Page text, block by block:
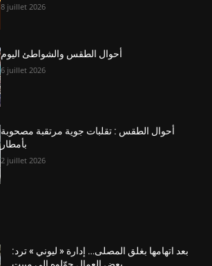
8 juillet 2026
أحوال الطقس والشواطئ اليوم
6 juillet 2026
أحوال الطقس : تقلبات جوية مرتقبة مصحوبة
بأمطار
2 juillet 2026
بعد اتهامها بغلق المصلى… إدارة « ليوني » ترد:
بعض العمال حوّلوه إلى مبيت